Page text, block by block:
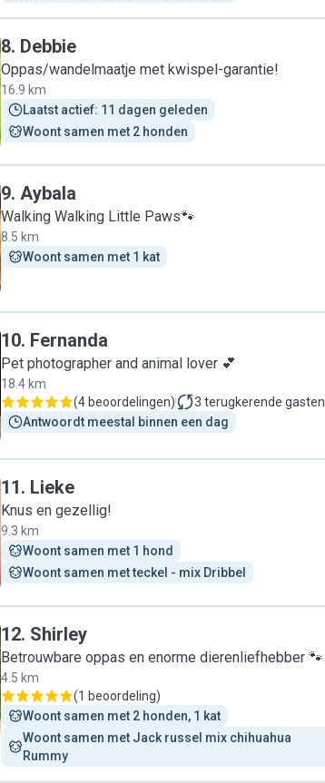
8. Debbie
Oppas/wandelmaatje met kwispel-garantie!
16.9 km
Laatst actief: 11 dagen geleden
Woont samen met 2 honden
9. Aybala
Walking Walking Little Paws🐾
8.5 km
Woont samen met 1 kat
10. Fernanda
Pet photographer and animal lover 💕
18.4 km
(4 beoordelingen) 3 terugkerende gasten
Antwoordt meestal binnen een dag
11. Lieke
Knus en gezellig!
9.3 km
Woont samen met 1 hond
Woont samen met teckel - mix Dribbel
12. Shirley
Betrouwbare oppas en enorme dierenliefhebber 🐾
4.5 km
(1 beoordeling)
Woont samen met 2 honden, 1 kat
Woont samen met Jack russel mix chihuahua
Rummy